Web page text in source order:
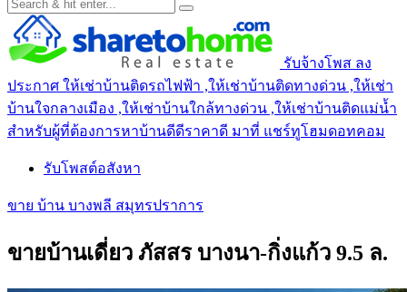
รับจ้างโพส ลง
ประกาศ ให้เช่าบ้านติดรถไฟฟ้า ,ให้เช่าบ้านติดทางด่วน ,ให้เช่า
บ้านใจกลางเมือง ,ให้เช่าบ้านใกล้ทางด่วน ,ให้เช่าบ้านติดแม่น้ำ
สำหรับผู้ที่ต้องการหาบ้านดีดีราคาดี มาที่ แชร์ทูโฮมดอทคอม
รับโพสต์อสังหา
ขาย บ้าน บางพลี สมุทรปราการ
ขายบ้านเดี่ยว ภัสสร บางนา-กิ่งแก้ว 9.5 ล.